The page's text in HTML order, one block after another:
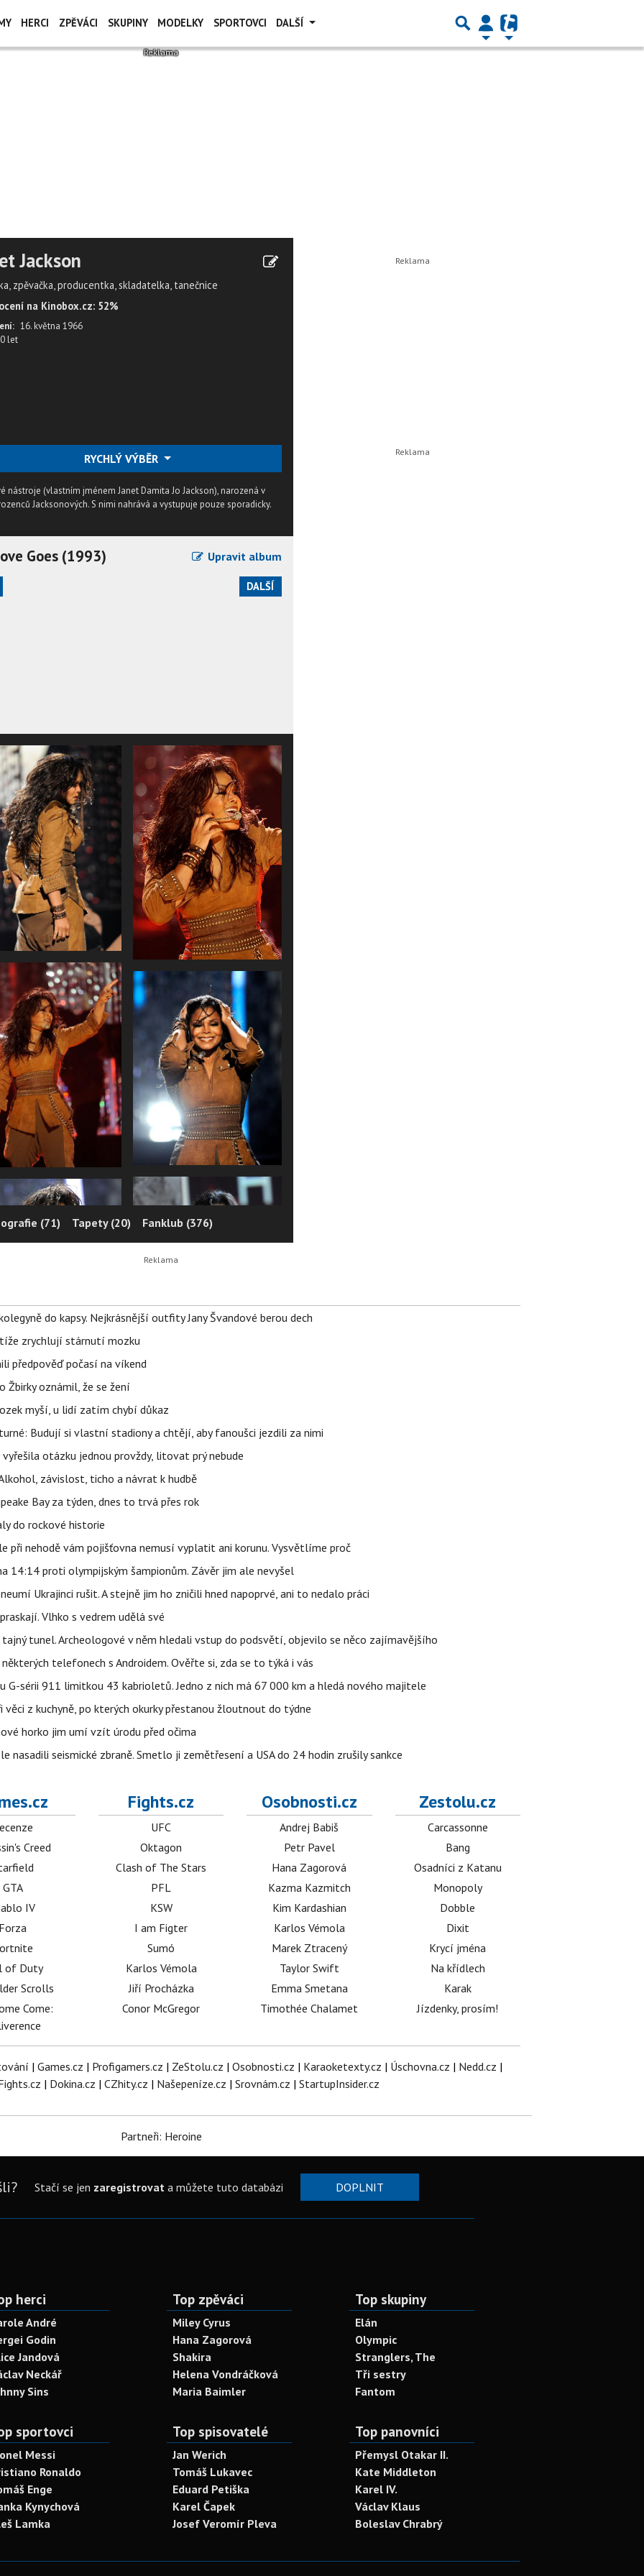
HERCI ZPĚVÁCI SKUPINY MODELKY SPORTOVCI DALŠÍ
Jackson
zpěvačka, producentka, skladatelka, tanečnice
na Kinobox.cz: 52%
16. května 1966
let
RYCHLÝ VÝBĚR
nástroje (vlastním jménem Janet Damita Jo Jackson), narozená v
Jacksonových. S nimi nahrává a vystupuje pouze sporadicky.
Goes (1993) Upravit album
DALŠÍ
(71) Tapety (20) Fanklub (376)
do kapsy. Nejkrásnější outfity Jany Švandové berou dech
zrychlují stárnutí mozku
předpověď počasí na víkend
Žbirky oznámil, že se žení
myší, u lidí zatím chybí důkaz
Budují si vlastní stadiony a chtějí, aby fanoušci jezdili za nimi
otázku jednou provždy, litovat prý nebude
závislost, ticho a návrat k hudbě
Bay za týden, dnes to trvá přes rok
do rockové historie
při nehodě vám pojišťovna nemusí vyplatit ani korunu. Vysvětlíme proč
14:14 proti olympijským šampionům. Závěr jim ale nevyšel
Ukrajinci rušit. A stejně jim ho zničili hned napoprvé, ani to nedalo práci
Vlhko s vedrem udělá své
tunel. Archeologové v něm hledali vstup do podsvětí, objevilo se něco zajímavějšího
telefonech s Androidem. Ověřte si, zda se to týká i vás
G-sérii 911 limitkou 43 kabrioletů. Jedno z nich má 67 000 km a hledá nového majitele
věci z kuchyně, po kterých okurky přestanou žloutnout do týdne
horko jim umí vzít úrodu před očima
nasadili seismické zbraně. Smetlo ji zemětřesení a USA do 24 hodin zrušily sankce
Creed
GTA
IV
of Duty
Scrolls
Come:
Fights.cz
UFC
Oktagon
Clash of The Stars
PFL
KSW
I am Figter
Sumó
Karlos Vémola
Jiří Procházka
Conor McGregor
Osobnosti.cz
Andrej Babiš
Petr Pavel
Hana Zagorová
Kazma Kazmitch
Kim Kardashian
Karlos Vémola
Marek Ztracený
Taylor Swift
Emma Smetana
Timothée Chalamet
Zestolu.cz
Carcassonne
Bang
Osadníci z Katanu
Monopoly
Dobble
Dixit
Krycí jména
Na křídlech
Karak
Jízdenky, prosím!
| Games.cz | Profigamers.cz | ZeStolu.cz | Osobnosti.cz | Karaoketexty.cz | Úschovna.cz | Nedd.cz |
| Dokina.cz | CZhity.cz | Našepeníze.cz | Srovnám.cz | StartupInsider.cz
Partneři: Heroine
Stačí se jen zaregistrovata můžete tuto databázi DOPLNIT
herci
André
Godin
Jandová
Neckář
Sins
Top zpěváci
Miley Cyrus
Hana Zagorová
Shakira
Helena Vondráčková
Maria Baimler
Top skupiny
Elán
Olympic
Stranglers, The
Tři sestry
Fantom
sportovci
Messi
Ronaldo
Enge
Kynychová
Lamka
Top spisovatelé
Jan Werich
Tomáš Lukavec
Eduard Petiška
Karel Čapek
Josef Veromír Pleva
Top panovníci
Přemysl Otakar II.
Kate Middleton
Karel IV.
Václav Klaus
Boleslav Chrabrý